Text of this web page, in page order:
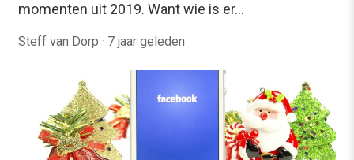
momenten uit 2019. Want wie is er…
Steff van Dorp · 7 jaar geleden